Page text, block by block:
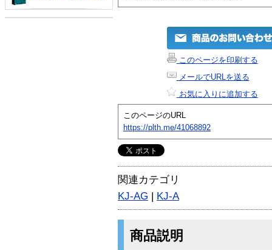
このページを印刷する
メールでURLを送る
お気に入りに追加する
このページのURL
https://plth.me/41068892
関連カテゴリ
KJ-AG | KJ-A
商品説明